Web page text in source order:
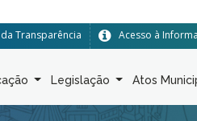
Acesso à
Transparência
Legislação Atos